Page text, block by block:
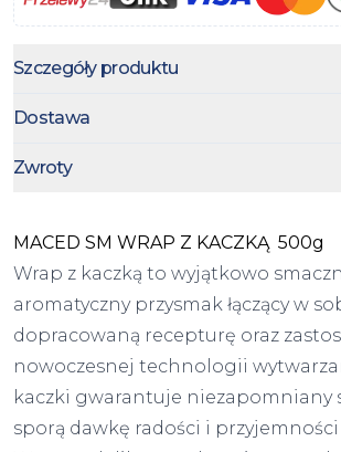
Szczegóły produktu
Dostawa
Zwroty
MACED SM WRAP Z KACZKĄ 500g
Wrap z kaczką to wyjątkowo
aromatyczny przysmak łączący w
dopracowaną recepturę oraz
nowoczesnej technologii
kaczki gwarantuje niezapomniany
sporą dawkę radości i przyjemności